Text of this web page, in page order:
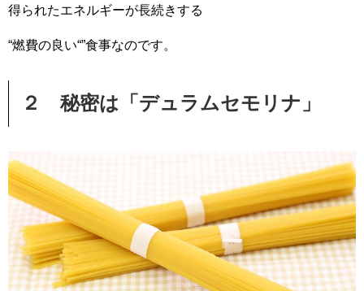
得られたエネルギーが長続きする
“燃費の良い“”食事なのです。
２ 秘密は「デュラムセモリナ」